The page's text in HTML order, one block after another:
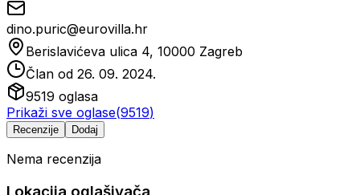
dino.puric@eurovilla.hr
Berislavićeva ulica 4, 10000 Zagreb
Član od 26. 09. 2024.
9519 oglasa
Prikaži sve oglase(9519)
Recenzije Dodaj
Nema recenzija